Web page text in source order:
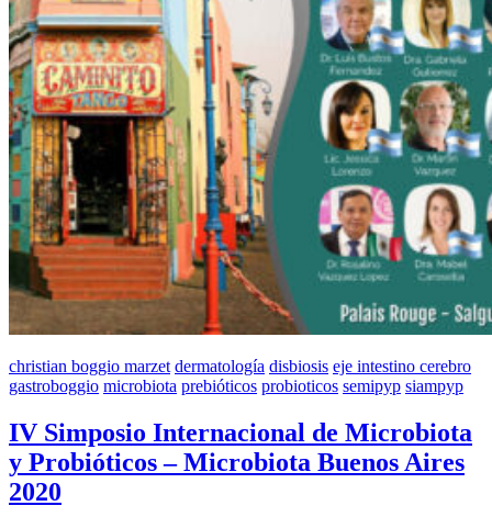
christian boggio marzet dermatología disbiosis eje intestino cerebro
gastroboggio microbiota prebióticos probioticos semipyp siampyp
IV Simposio Internacional de Microbiota
y Probióticos – Microbiota Buenos Aires
2020